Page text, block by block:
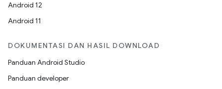
Android 12
Android 11
DOKUMENTASI DAN HASIL DOWNLOAD
Panduan Android Studio
Panduan developer